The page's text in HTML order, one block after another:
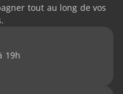
tout au long de vos
19h